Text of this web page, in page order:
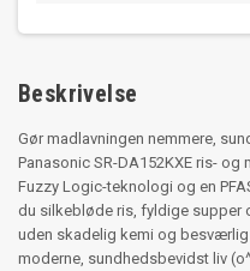
Beskrivelse
Gør madlavningen nemmere,
Panasonic SR-DA152KXE ris-
Fuzzy Logic-teknologi og en
du silkebløde ris, fyldige
uden skadelig kemi og
moderne, sundhedsbevidst liv